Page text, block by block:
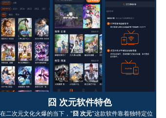
囧 次元软件特色
在二次元文化火爆的当下，"囧 次元"这款软件靠着独特定位